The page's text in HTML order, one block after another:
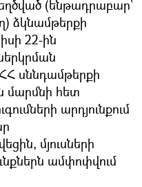
(ենթադրաբար՝
ձկնամթերքի
22-ին
սննդամթերքի
մարմնի հետ
արդյունքում
մյուսների
ամփոփվում